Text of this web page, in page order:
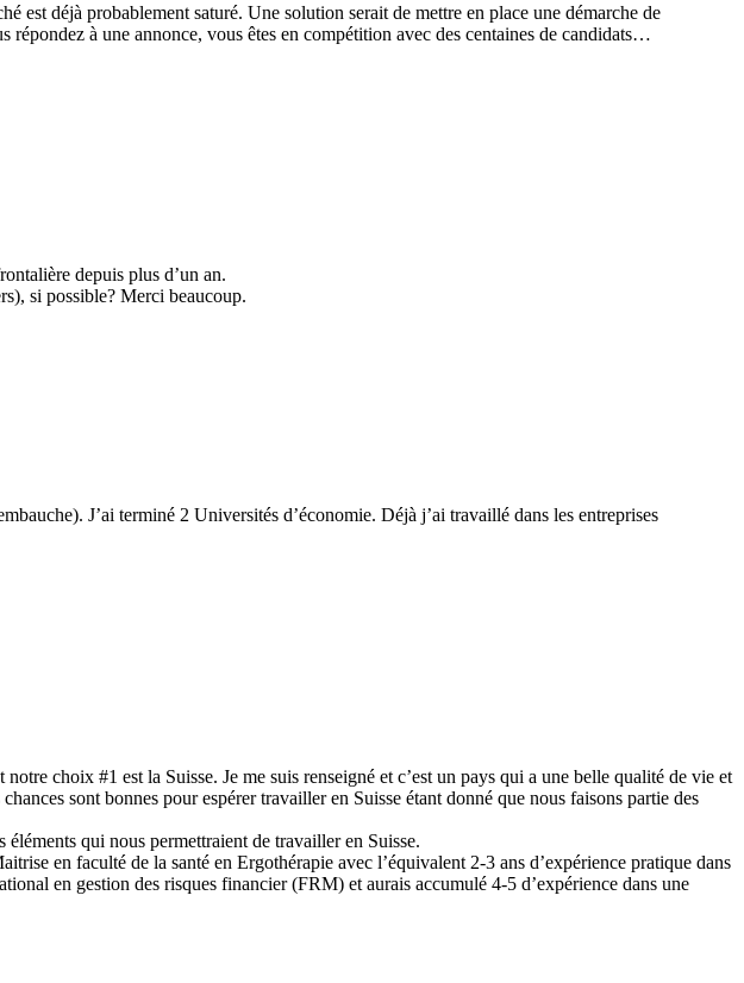
est déjà probablement saturé. Une solution serait de mettre en place une démarche de
à une annonce, vous êtes en compétition avec des centaines de candidats…
depuis plus d’un an.
si possible? Merci beaucoup.
J’ai terminé 2 Universités d’économie. Déjà j’ai travaillé dans les entreprises
choix #1 est la Suisse. Je me suis renseigné et c’est un pays qui a une belle qualité de vie et
sont bonnes pour espérer travailler en Suisse étant donné que nous faisons partie des
qui nous permettraient de travailler en Suisse.
en faculté de la santé en Ergothérapie avec l’équivalent 2-3 ans d’expérience pratique dans
en gestion des risques financier (FRM) et aurais accumulé 4-5 d’expérience dans une